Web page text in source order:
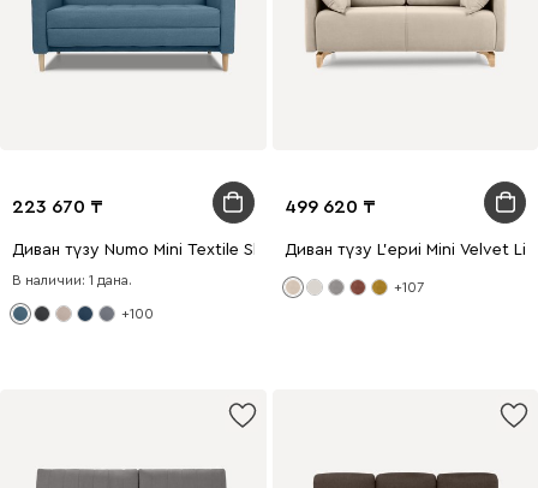
223 670
Диван түзу Numo Mini Textile Sky
В наличии: 1 дана.
+100
499 620
Диван түзу L'ериi Mini Velvet
+107